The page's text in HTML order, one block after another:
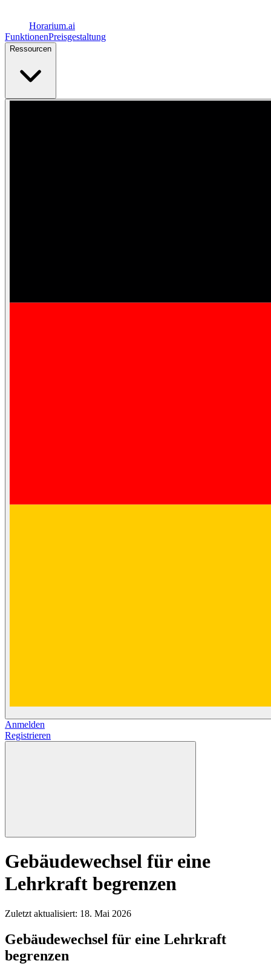
Horarium.ai
FunktionenPreisgestaltung
Ressourcen
Anmelden
Registrieren
Gebäudewechsel für eine
Lehrkraft begrenzen
Zuletzt aktualisiert: 18. Mai 2026
Gebäudewechsel für eine Lehrkraft
begrenzen